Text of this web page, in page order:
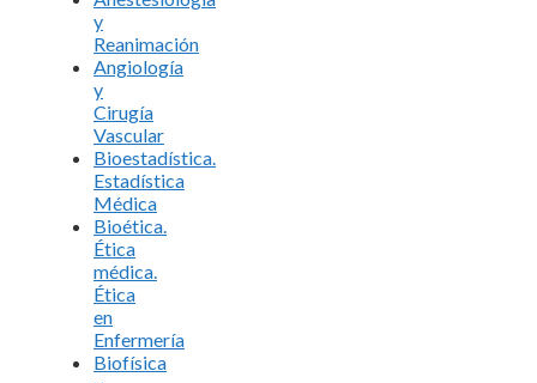
y
Reanimación
Angiología
y
Cirugía
Vascular
Bioestadística.
Estadística
Médica
Bioética.
Ética
médica.
Ética
en
Enfermería
Biofísica